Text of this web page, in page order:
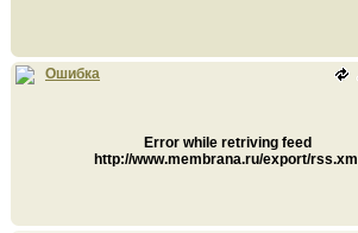
Ошибка
Error while retriving feed
http://www.membrana.ru/export/rss.xml